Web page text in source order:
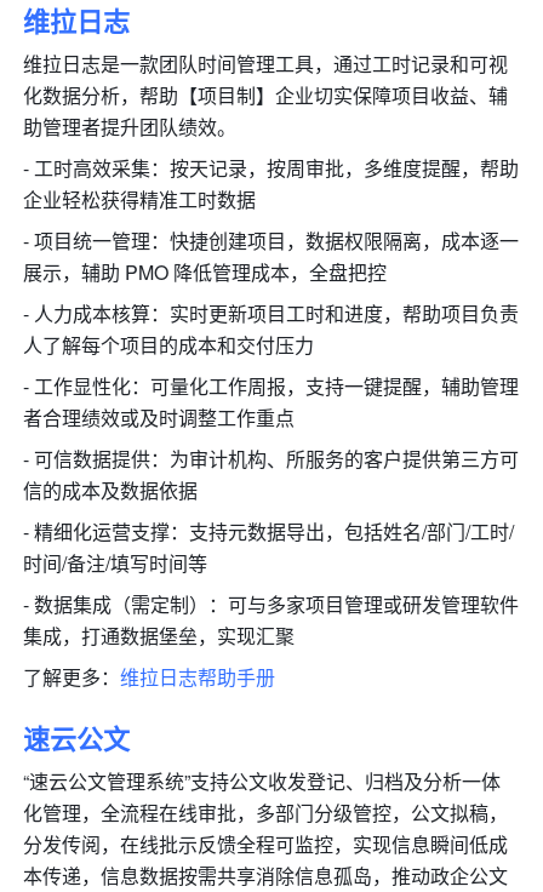
维拉日志
维拉日志是一款团队时间管理工具，通过工时记录和可视
化数据分析，帮助【项目制】企业切实保障项目收益、辅
助管理者提升团队绩效。
- 工时高效采集：按天记录，按周审批，多维度提醒，帮助
企业轻松获得精准工时数据
- 项目统一管理：快捷创建项目，数据权限隔离，成本逐一
展示，辅助 PMO 降低管理成本，全盘把控
- 人力成本核算：实时更新项目工时和进度，帮助项目负责
人了解每个项目的成本和交付压力
- 工作显性化：可量化工作周报，支持一键提醒，辅助管理
者合理绩效或及时调整工作重点
- 可信数据提供：为审计机构、所服务的客户提供第三方可
信的成本及数据依据
- 精细化运营支撑：支持元数据导出，包括姓名/部门/工时/
时间/备注/填写时间等
- 数据集成（需定制）：可与多家项目管理或研发管理软件
集成，打通数据堡垒，实现汇聚
了解更多：维拉日志帮助手册
速云公文
“速云公文管理系统”支持公文收发登记、归档及分析一体
化管理，全流程在线审批，多部门分级管控，公文拟稿，
分发传阅，在线批示反馈全程可监控，实现信息瞬间低成
本传递，信息数据按需共享消除信息孤岛，推动政企公文